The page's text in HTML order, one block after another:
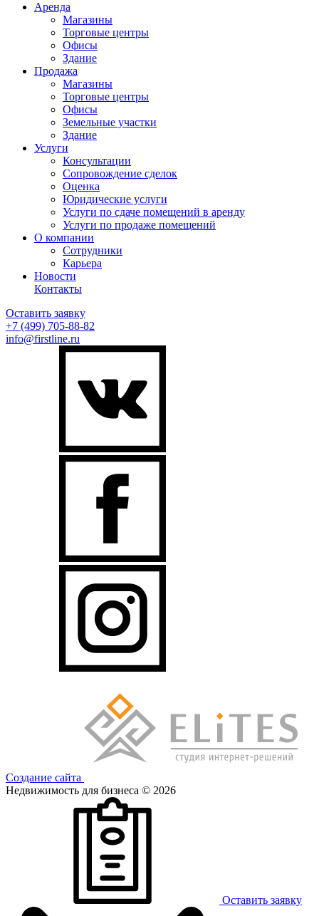
Аренда
Магазины
Торговые центры
Офисы
Здание
Продажа
Магазины
Торговые центры
Офисы
Земельные участки
Здание
Услуги
Консультации
Сопровождение сделок
Оценка
Юридические услуги
Услуги по сдаче помещений в аренду
Услуги по продаже помещений
О компании
Сотрудники
Карьера
Новости
Контакты
Оставить заявку
+7 (499) 705-88-82
info@firstline.ru
Создание сайта
Недвижимость для бизнеса © 2026
Оставить заявку